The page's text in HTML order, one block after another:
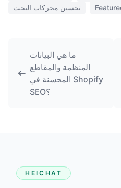
تحسين محركات البحث
ما هي البيانات
المنظمة والمقاطع
المحسنة في Shopify
SEO؟
HEICHAT